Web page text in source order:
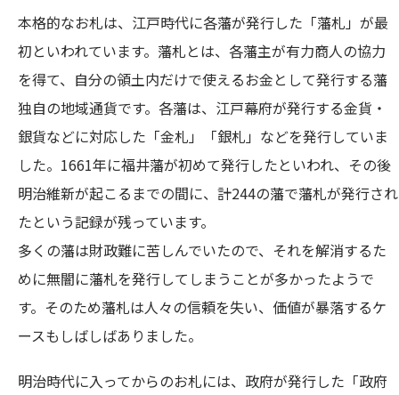
本格的なお札は、江戸時代に各藩が発行した「藩札」が最
初といわれています。藩札とは、各藩主が有力商人の協力
を得て、自分の領土内だけで使えるお金として発行する藩
独自の地域通貨です。各藩は、江戸幕府が発行する金貨・
銀貨などに対応した「金札」「銀札」などを発行していま
した。1661年に福井藩が初めて発行したといわれ、その後
明治維新が起こるまでの間に、計244の藩で藩札が発行され
たという記録が残っています。
多くの藩は財政難に苦しんでいたので、それを解消するた
めに無闇に藩札を発行してしまうことが多かったようで
す。そのため藩札は人々の信頼を失い、価値が暴落するケ
ースもしばしばありました。
明治時代に入ってからのお札には、政府が発行した「政府